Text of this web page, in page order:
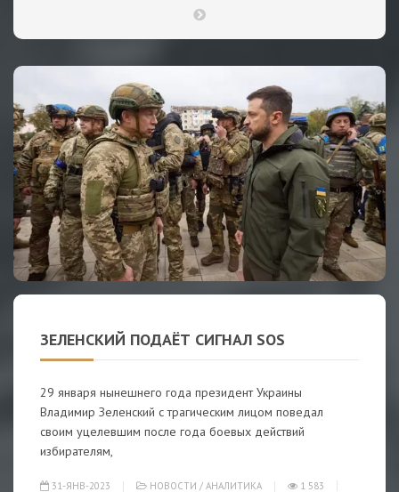
ЗЕЛЕНСКИЙ ПОДАЁТ СИГНАЛ SOS
29 января нынешнего года президент Украины
Владимир Зеленский с трагическим лицом поведал
своим уцелевшим после года боевых действий
избирателям,
31-ЯНВ-2023 НОВОСТИ / АНАЛИТИКА 1 583